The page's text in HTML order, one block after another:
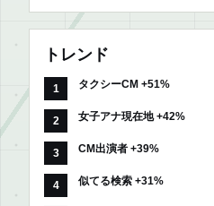
トレンド
タクシーCM +51%
女子アナ現在地 +42%
CM出演者 +39%
似てる検索 +31%